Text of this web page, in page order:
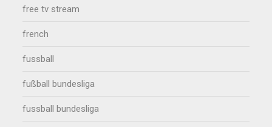
free tv stream
french
fussball
fußball bundesliga
fussball bundesliga